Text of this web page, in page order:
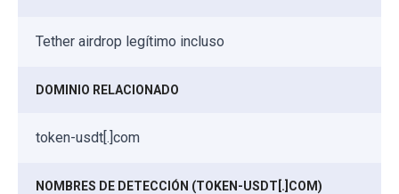
Tether airdrop legítimo incluso
DOMINIO RELACIONADO
token-usdt[.]com
NOMBRES DE DETECCIÓN (TOKEN-USDT[.]COM)